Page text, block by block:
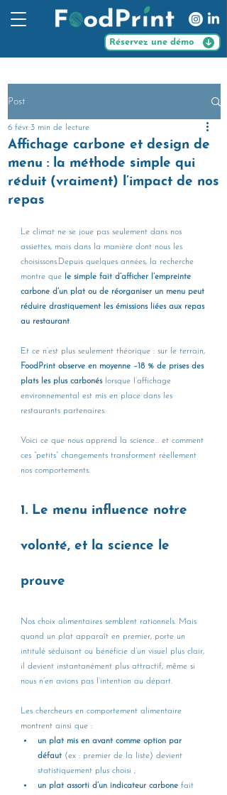
Réservez une démo
Post
Affichage carbone et design de
menu : la méthode simple qui
réduit (vraiment) l’impact de nos
repas
6 févr. 3 min de lecture
Le climat ne se joue pas seulement dans nos
assiettes, mais dans la manière dont nous les
choisissons.Depuis quelques années, la recherche
montre que le simple fait d’afficher l’empreinte
carbone d’un plat ou de réorganiser un menu peut
réduire drastiquement les émissions liées aux repas
au restaurant.
Et ce n’est plus seulement théorique : sur le terrain,
FoodPrint observe en moyenne –18 % de prises des
plats les plus carbonés lorsque l’affichage
environnemental est mis en place dans les
restaurants partenaires.
Voici ce que nous apprend la science… et comment
ces “petits” changements transforment réellement
nos comportements.
1. Le menu influence notre
volonté, et la science le
prouve
Nos choix alimentaires semblent rationnels. Mais
quand un plat apparaît en premier, porte un
intitulé séduisant ou bénéficie d’un visuel plus clair,
il devient instantanément plus attractif, même si
nous n’en avions pas l’intention au départ.
Les chercheurs en comportement alimentaire
montrent ainsi que :
un plat mis en avant comme option par
défaut (ex : premier de la liste) devient
statistiquement plus choisi ;
un plat assorti d’un indicateur carbone fait